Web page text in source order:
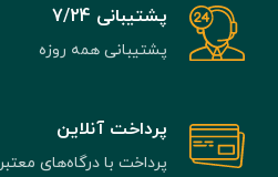
پشتیبانی 7/24
پشتیبانی همه روزه
پرداخت آنلاین
پرداخت با درگاه‌های معتبر